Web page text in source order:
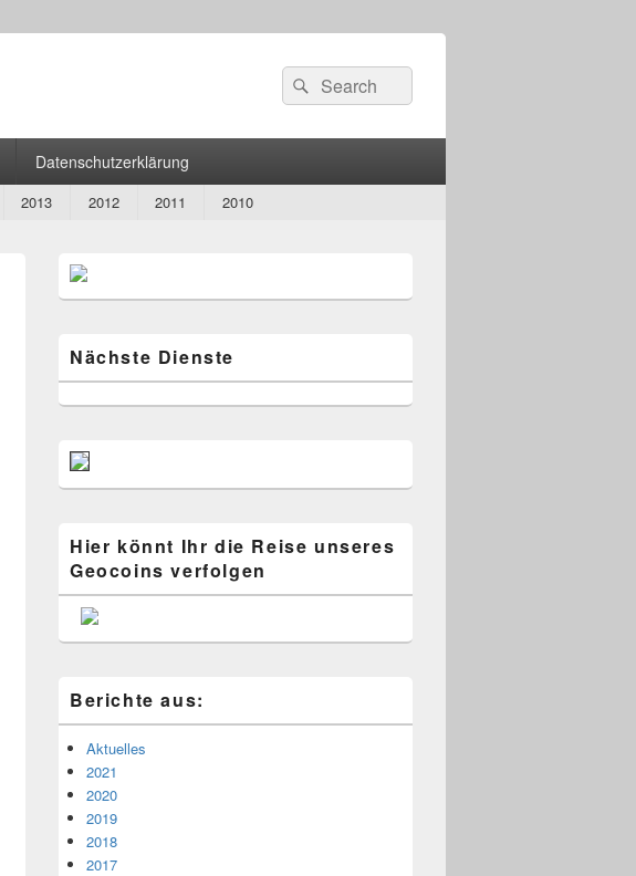
Search
for:
Suche
Datenschutzerklärung
2013 2012 2011 2010
Primärer
Seitenleisten
Widget-
Nächste Dienste
Hier könnt Ihr die Reise unseres
Geocoins verfolgen
Berichte aus:
Aktuelles
2021
2020
2019
2018
2017